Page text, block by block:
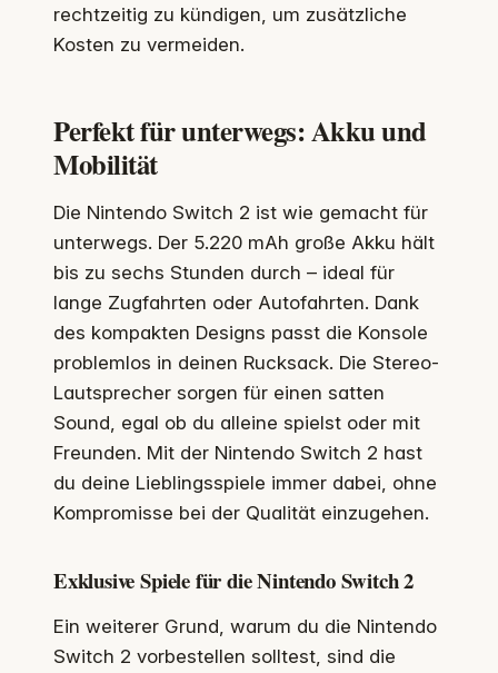
rechtzeitig zu kündigen, um zusätzliche
Kosten zu vermeiden.
Perfekt für unterwegs: Akku und
Mobilität
Die Nintendo Switch 2 ist wie gemacht für
unterwegs. Der 5.220 mAh große Akku hält
bis zu sechs Stunden durch – ideal für
lange Zugfahrten oder Autofahrten. Dank
des kompakten Designs passt die Konsole
problemlos in deinen Rucksack. Die Stereo-
Lautsprecher sorgen für einen satten
Sound, egal ob du alleine spielst oder mit
Freunden. Mit der Nintendo Switch 2 hast
du deine Lieblingsspiele immer dabei, ohne
Kompromisse bei der Qualität einzugehen.
Exklusive Spiele für die Nintendo Switch 2
Ein weiterer Grund, warum du die Nintendo
Switch 2 vorbestellen solltest, sind die